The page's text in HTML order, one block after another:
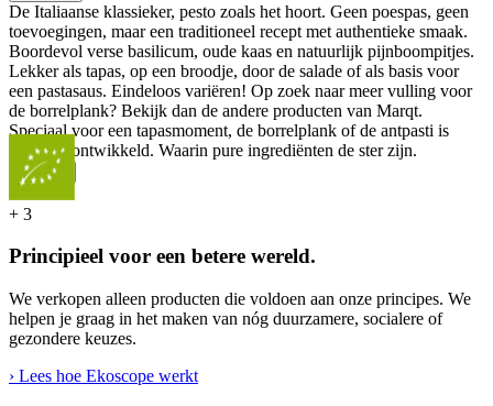
De Italiaanse klassieker, pesto zoals het hoort. Geen poespas, geen
toevoegingen, maar een traditioneel recept met authentieke smaak.
Boordevol verse basilicum, oude kaas en natuurlijk pijnboompitjes.
Lekker als tapas, op een broodje, door de salade of als basis voor
een pastasaus. Eindeloos variëren! Op zoek naar meer vulling voor
de borrelplank? Bekijk dan de andere producten van Marqt.
Speciaal voor een tapasmoment, de borrelplank of de antpasti is
deze lijn ontwikkeld. Waarin pure ingrediënten de ster zijn.
... Meer
+ 3
Principieel voor een betere wereld.
We verkopen alleen producten die voldoen aan onze principes. We
helpen je graag in het maken van nóg duurzamere, socialere of
gezondere keuzes.
› Lees hoe Ekoscope werkt